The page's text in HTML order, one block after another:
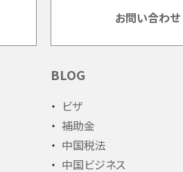
お問い合わせ
BLOG
ビザ
補助金
中国税法
中国ビジネス